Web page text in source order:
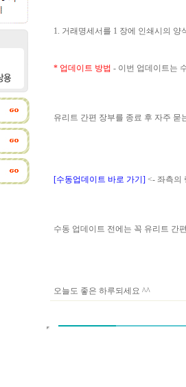
1. 거래명세서를 1 장에 인쇄시의 양
* 업데이트 방법 - 이번 업데이트는
유리트 간편 장부를 종료 후 자주
[수동업데이트 바로 가기] <- 좌측의
수동 업데이트 전에는 꼭 유리트 간
오늘도 좋은 하루되세요 ^^